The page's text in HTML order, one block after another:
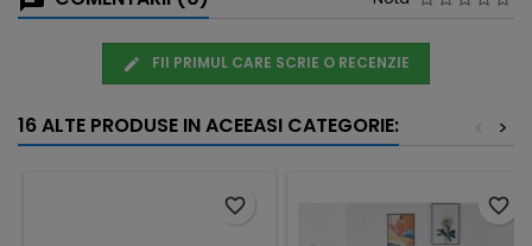
FII PRIMUL CARE SCRIE O RECENZIE
16 ALTE PRODUSE IN ACEEASI CATEGORIE: >
<
favorite_border favorite_border